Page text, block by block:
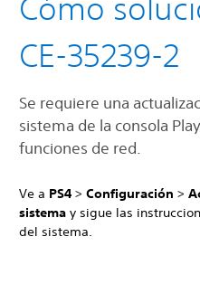
Cómo
CE-35239-2
Se requiere una
sistema de la consola
funciones de red.
Ve a PS4 > Configuración >
sistema y sigue las
del sistema.